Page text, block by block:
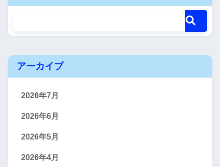
アーカイブ
2026年7月
2026年6月
2026年5月
2026年4月